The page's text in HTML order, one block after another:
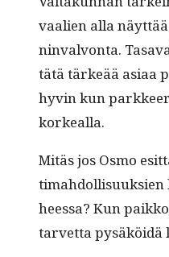
vaalien alla
nin­valvon­ta.
tätä tärkeää asi­aa
hyvin kun
korkealla.
Mitäs jos Osmo
heessa? Kun
tarvet­ta pysäköidä